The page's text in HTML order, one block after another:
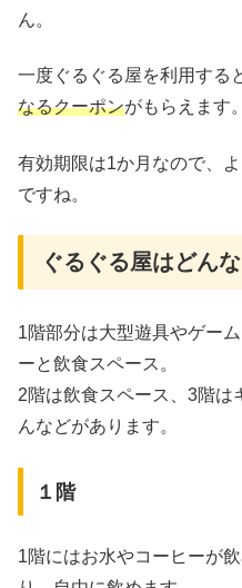
ん。
一度ぐるぐる屋を利用する
なるクーポンがもらえます。
有効期限は1か月なので、
ですね。
ぐるぐる屋はどん
1階部分は大型遊具やゲー
ーと飲食スペース。
2階は飲食スペース、3階は
んなどがあります。
１階
1階にはお水やコーヒーが